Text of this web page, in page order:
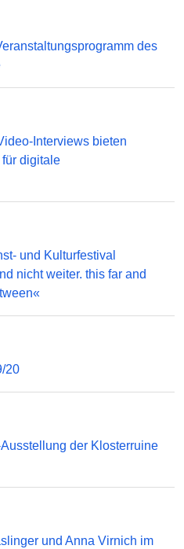
des
Interviews bieten
für digitale
und Kulturfestival
nicht weiter. this far and
20
der Klosterruine
und Anna Virnich im